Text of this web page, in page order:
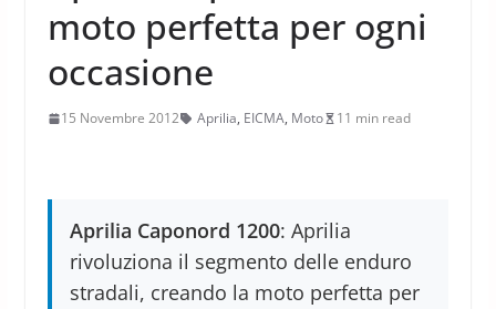
moto perfetta per ogni
occasione
15 Novembre 2012 Aprilia, EICMA, Moto 11 min read
Aprilia Caponord 1200: Aprilia
rivoluziona il segmento delle enduro
stradali, creando la moto perfetta per